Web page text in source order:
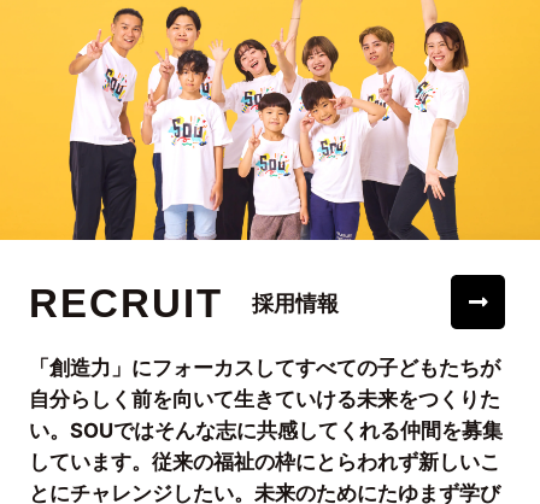
RECRUIT 採用情報
「創造力」にフォーカスしてすべての子どもたちが
自分らしく前を向いて生きていける未来をつくりた
い。SOUではそんな志に共感してくれる仲間を募集
しています。従来の福祉の枠にとらわれず新しいこ
とにチャレンジしたい。未来のためにたゆまず学び